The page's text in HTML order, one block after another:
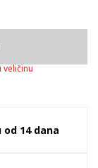
14 dana